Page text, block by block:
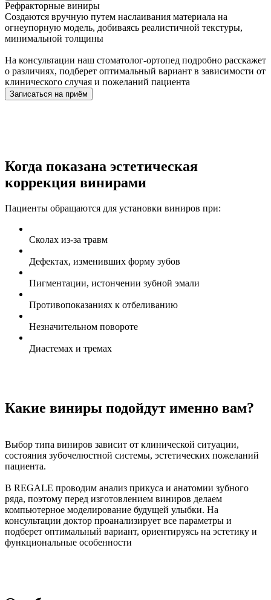
Рефракторные виниры
Создаются вручную путем наслаивания материала на
огнеупорную модель, добиваясь реалистичной текстуры,
минимальной толщины
На консультации наш стоматолог-ортопед подробно расскажет
о различиях, подберет оптимальный вариант в зависимости от
клинического случая и пожеланий пациента
Записаться на приём
Когда показана эстетическая
коррекция винирами
Пациенты обращаются для установки виниров при:
Сколах из-за травм
Дефектах, изменивших форму зубов
Пигментации, истончении зубной эмали
Противопоказаниях к отбеливанию
Незначительном повороте
Диастемах и тремах
Какие виниры подойдут именно вам?
Выбор типа виниров зависит от клинической ситуации,
состояния зубочелюстной системы, эстетических пожеланий
пациента.
В REGALE проводим анализ прикуса и анатомии зубного
ряда, поэтому перед изготовлением виниров делаем
компьютерное моделирование будущей улыбки. На
консультации доктор проанализирует все параметры и
подберет оптимальный вариант, ориентируясь на эстетику и
функциональные особенности